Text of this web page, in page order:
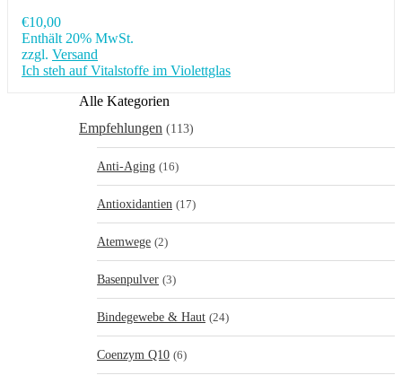
€10,00
Enthält 20% MwSt.
zzgl. Versand
Ich steh auf Vitalstoffe im Violettglas
Alle Kategorien
Empfehlungen (113)
Anti-Aging (16)
Antioxidantien (17)
Atemwege (2)
Basenpulver (3)
Bindegewebe & Haut (24)
Coenzym Q10 (6)